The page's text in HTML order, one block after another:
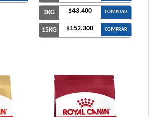
3KG $43.400 COMPRAR
15KG $152.300 COMPRAR